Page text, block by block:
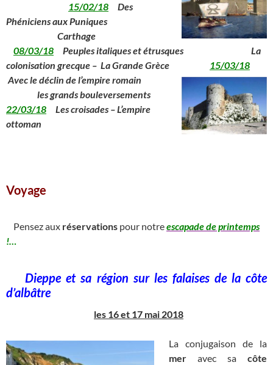
15/02/18
Des
Phéniciens aux Puniques
Carthage
08/03/18 Peuples italiques et étrusques La
colonisation grecque – La Grande Grèce
15/03/18
Avec le déclin de l’empire romain
les grands bouleversements
22/03/18 Les croisades – L’empire
ottoman
Voyage
Pensez aux réservations pour notreescapade de printemps
!…
_Dieppe et sa région sur les falaises de la côte
d’albâtre
les 16 et 17 mai 2018
La conjugaison de la
mer avec sa côte